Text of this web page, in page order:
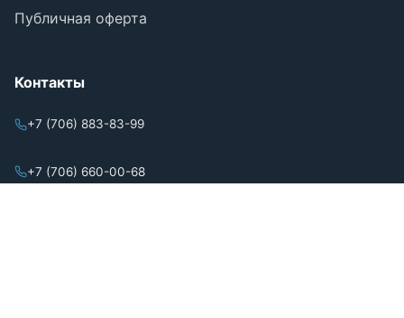
Публичная оферта
Контакты
+7 (706) 883-83-99
+7 (706) 660-00-68